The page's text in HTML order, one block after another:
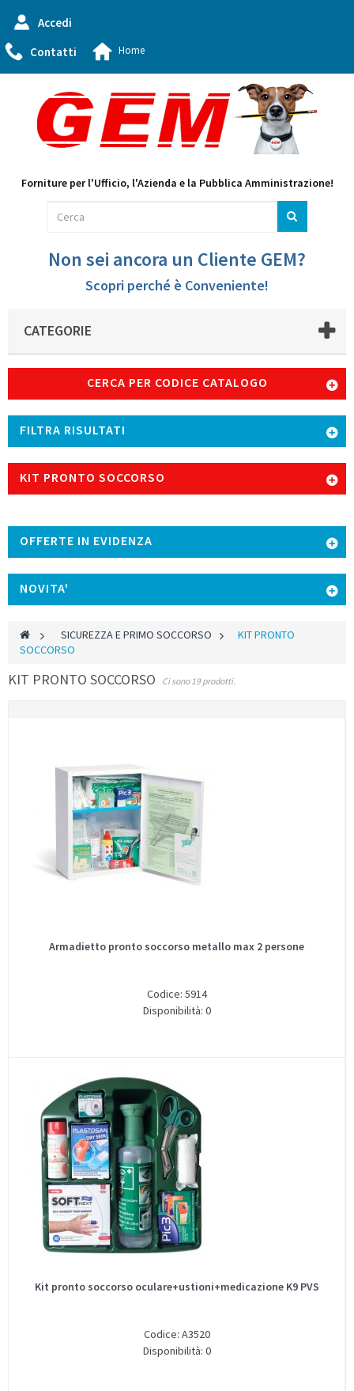
Accedi
Contatti
Home
Forniture per l'Ufficio, l'Azienda e la Pubblica Amministrazione!
Non sei ancora un Cliente GEM?
Scopri perché è Conveniente!
CATEGORIE
CERCA PER CODICE CATALOGO
FILTRA RISULTATI
KIT PRONTO SOCCORSO
OFFERTE IN EVIDENZA
NOVITA'
> SICUREZZA E PRIMO SOCCORSO >
KIT PRONTO
SOCCORSO
KIT PRONTO SOCCORSO Ci sono 19 prodotti.
Armadietto pronto soccorso metallo max 2 persone
Codice: 5914
Disponibilità: 0
Kit pronto soccorso oculare+ustioni+medicazione K9 PVS
Codice: A3520
Disponibilità: 0